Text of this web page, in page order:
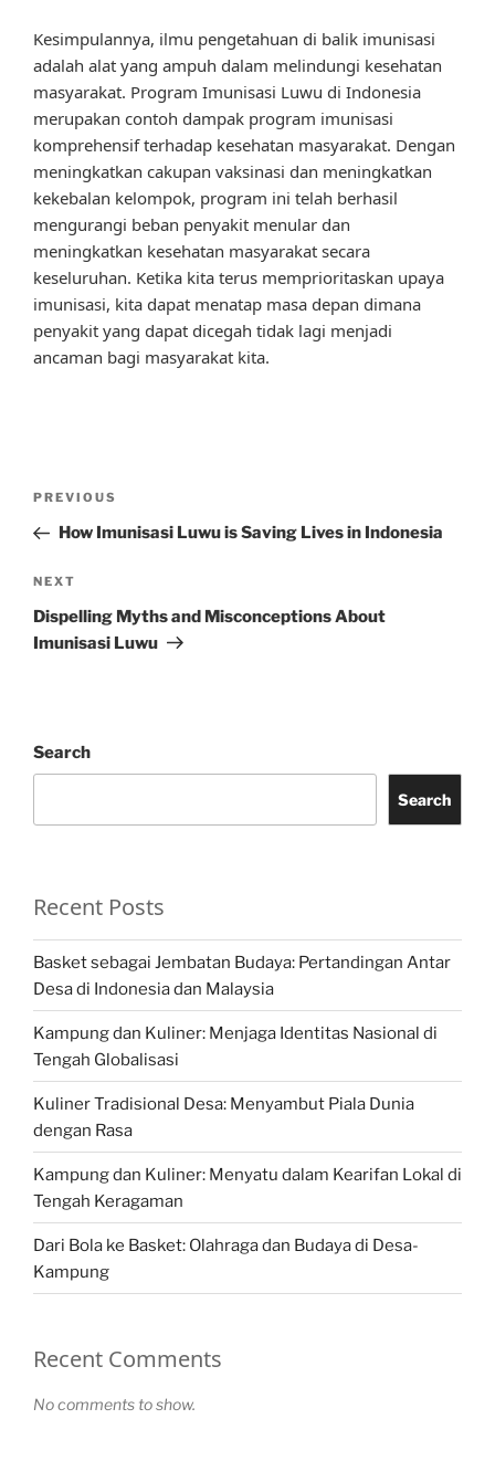
Kesimpulannya, ilmu pengetahuan di balik imunisasi
adalah alat yang ampuh dalam melindungi kesehatan
masyarakat. Program Imunisasi Luwu di Indonesia
merupakan contoh dampak program imunisasi
komprehensif terhadap kesehatan masyarakat. Dengan
meningkatkan cakupan vaksinasi dan meningkatkan
kekebalan kelompok, program ini telah berhasil
mengurangi beban penyakit menular dan
meningkatkan kesehatan masyarakat secara
keseluruhan. Ketika kita terus memprioritaskan upaya
imunisasi, kita dapat menatap masa depan dimana
penyakit yang dapat dicegah tidak lagi menjadi
ancaman bagi masyarakat kita.
Previous
Post
PREVIOUS
How Imunisasi Luwu is Saving Lives in Indonesia
Next
Post
NEXT
Dispelling Myths and Misconceptions About
Imunisasi Luwu
Search
Search
Recent Posts
Basket sebagai Jembatan Budaya: Pertandingan Antar
Desa di Indonesia dan Malaysia
Kampung dan Kuliner: Menjaga Identitas Nasional di
Tengah Globalisasi
Kuliner Tradisional Desa: Menyambut Piala Dunia
dengan Rasa
Kampung dan Kuliner: Menyatu dalam Kearifan Lokal di
Tengah Keragaman
Dari Bola ke Basket: Olahraga dan Budaya di Desa-
Kampung
Recent Comments
No comments to show.